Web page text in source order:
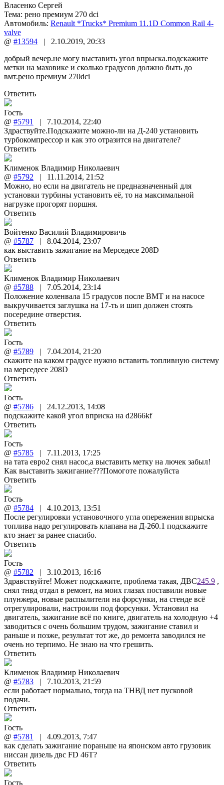
Власенко Сергей
Тема: рено премиум 270 dci
Автомобиль: Renault *Trucks* Premium 11.1D Common Rail 4-
valve
@ #13594 | 2.10.2019, 20:33
добрый вечер.не могу выставить угол впрыска.подскажите
метки на маховике и сколько градусов должно быть до
вмт.рено премиум 270dci
Ответить
Гость
@ #5791 | 7.10.2014, 22:40
Здраствуйте.Подскажите можно-ли на Д-240 установить
турбокомпрессор и как это отразится на двигателе?
Ответить
Клименок Владимир Николаевич
@ #5792 | 11.11.2014, 21:52
Можно, но если на двигатель не предназначенный для
установки турбины установить её, то на максимальной
нагрузке прогорят поршня.
Ответить
Войтенко Василий Владимировичь
@ #5787 | 8.04.2014, 23:07
как выставить зажигание на Мерседесе 208D
Ответить
Клименок Владимир Николаевич
@ #5788 | 7.05.2014, 23:14
Положение коленвала 15 градусов после ВМТ и на насосе
выкручивается заглушка на 17-ть и шип должен стоять
посередине отверстия.
Ответить
Гость
@ #5789 | 7.04.2014, 21:20
скажите на каком градусе нужно вставить топливную систему
на мерседесе 208D
Ответить
Гость
@ #5786 | 24.12.2013, 14:08
подскажите какой угол вприска на d2866kf
Ответить
Гость
@ #5785 | 7.11.2013, 17:25
на тата евро2 снял насос,а выставить метку на лючек забыл!
Как выставить зажигание???Помоготе пожалуйста
Ответить
Гость
@ #5784 | 4.10.2013, 13:51
После регулировки установочного угла опережения впрыска
топлива надо регулировать клапана на Д-260.1 подскажите
кто знает за ранее спасибо.
Ответить
Гость
@ #5782 | 3.10.2013, 16:16
Здравствуйте! Может подскажите, проблема такая, ДВС245.9 ,
снял тнвд отдал в ремонт, на моих глазах поставили новые
плунжера, новые распылители на форсунки, на стенде всё
отрегулировали, настроили под форсунки. Установил на
двигатель, зажигание всё по книге, двигатель на холодную +4
заводиться с очень большим трудом, зажигание ставил и
раньше и позже, результат тот же, до ремонта заводился не
очень но терпимо. Не знаю на что грешить.
Ответить
Клименок Владимир Николаевич
@ #5783 | 7.10.2013, 21:59
если работает нормально, тогда на ТНВД нет пусковой
подачи.
Ответить
Гость
@ #5781 | 4.09.2013, 7:47
как сделать зажигание пораньше на японском авто грузовик
ниссан дизель двс FD 46T?
Ответить
Гость